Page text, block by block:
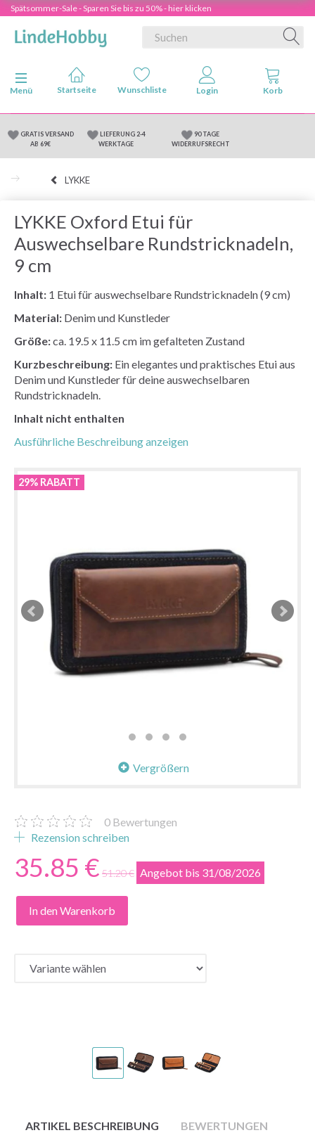
Spätsommer-Sale - Sparen Sie bis zu 50% - hier klicken
Anzeige ändern
Menü
GRATIS VERSAND
AB 69€
LIEFERUNG 2-4
WERKTAGE
90 TAGE
WIDERRUFSRECHT
LYKKE
LYKKE Oxford Etui für
Auswechselbare Rundstricknadeln,
9 cm
Inhalt: 1 Etui für auswechselbare Rundstricknadeln (9 cm)
Material: Denim und Kunstleder
Größe:ca. 19.5 x 11.5 cm im gefalteten Zustand
Kurzbeschreibung: Ein elegantes und praktisches Etui aus
Denim und Kunstleder für deine auswechselbaren
Rundstricknadeln.
Inhalt nicht enthalten
Ausführliche Beschreibung anzeigen
29% RABATT
Vergrößern
0 Bewertungen
Rezension schreiben
35.85 € 51.20 € Angebot bis 31/08/2026
In den Warenkorb
ARTIKEL BESCHREIBUNG BEWERTUNGEN